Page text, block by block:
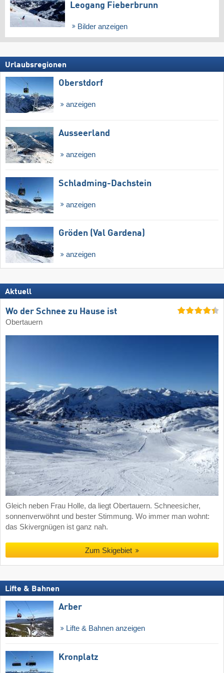
Leogang Fieberbrunn
Bilder anzeigen
Urlaubsregionen
Oberstdorf
anzeigen
Ausseerland
anzeigen
Schladming-Dachstein
anzeigen
Gröden (Val Gardena)
anzeigen
Aktuell
Wo der Schnee zu Hause ist
Obertauern
Gleich neben Frau Holle, da liegt Obertauern. Schneesicher,
sonnenverwöhnt und bester Stimmung. Wo immer man wohnt:
das Skivergnügen ist ganz nah.
Zum Skigebiet
Lifte & Bahnen
Arber
Lifte & Bahnen anzeigen
Kronplatz